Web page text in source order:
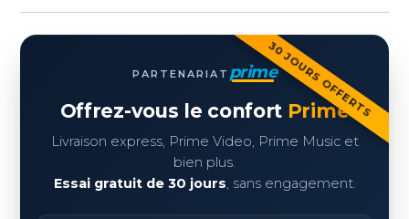
30 JOURS OFFERTS
PARTENARIAT prime
Offrez-vous le confort Prime
Livraison express, Prime Video, Prime Music et
bien plus.
Essai gratuit de 30 jours, sans engagement.